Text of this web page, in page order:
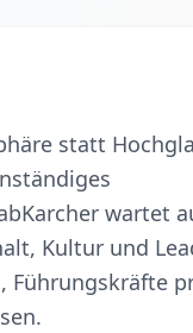
statt
wartet
Kultur und
Führungskräfte